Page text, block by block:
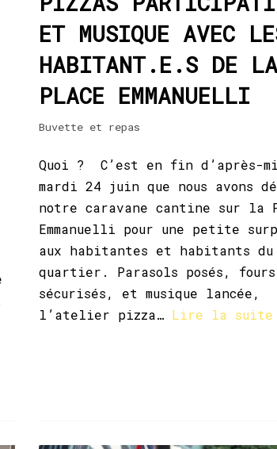
ET MUSIQUE AVEC
HABITANT.E.S DE LA
PLACE EMMANUELLI
Buvette et repas
Quoi ? C’est en fin d’après-
mardi 24 juin que nous avons
notre caravane cantine sur la
Emmanuelli pour une petite
aux habitantes et habitants du
quartier. Parasols posés, fours
sécurisés, et musique lancée,
l’atelier pizza… Lire la suite